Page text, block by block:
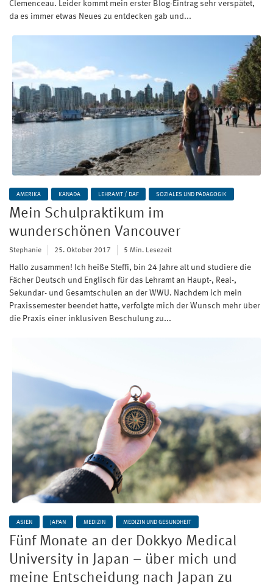
Clemenceau. Leider kommt mein erster Blog-Eintrag sehr verspätet,
da es immer etwas Neues zu entdecken gab und...
AMERIKA KANADA LEHRAMT / DAF SOZIALES UND PÄDAGOGIK
Mein Schulpraktikum im
wunderschönen Vancouver
Stephanie 25. Oktober 2017 5 Min. Lesezeit
Hallo zusammen! Ich heiße Steffi, bin 24 Jahre alt und studiere die
Fächer Deutsch und Englisch für das Lehramt an Haupt-, Real-,
Sekundar- und Gesamtschulen an der WWU. Nachdem ich mein
Praxissemester beendet hatte, verfolgte mich der Wunsch mehr über
die Praxis einer inklusiven Beschulung zu...
ASIEN JAPAN MEDIZIN MEDIZIN UND GESUNDHEIT
Fünf Monate an der Dokkyo Medical
University in Japan – über mich und
meine Entscheidung nach Japan zu